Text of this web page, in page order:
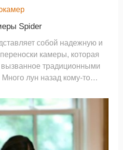
Spider
собой надежную и
камеры, которая
традиционными
его на шею. Хотя в то